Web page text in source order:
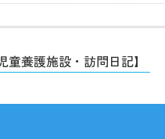
養護施設・訪問日記】